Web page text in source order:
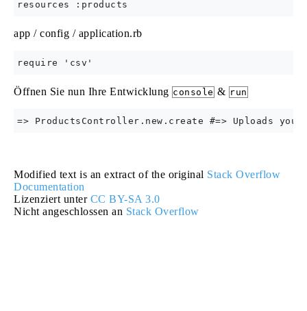
app / config / application.rb
Öffnen Sie nun Ihre Entwicklung console & run
Modified text is an extract of the original Stack Overflow
Documentation
Lizenziert unter CC BY-SA 3.0
Nicht angeschlossen an Stack Overflow